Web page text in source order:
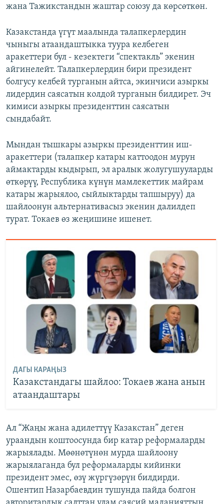
жана Тажикстандын жаштар союзу да көрсөткөн.
Казакстанда үгүт маалында талапкерлердин
чыныгы атаандаштыкка туура келбеген
аракеттери бул - кезектеги “спектакль” экенин
айгинелейт. Талапкерлердин бири президент
болгусу келбей турганын айтса, экинчиси азыркы
лидердин саясатын колдой турганын билдирет. Эч
кимиси азыркы президенттин саясатын
сындабайт.
Мындан тышкары азыркы президенттин иш-
аракеттери (талапкер катары каттоодон мурун
аймактарды кыдырып, эл аралык жолугушууларды
өткөрүү, Республика күнүн мамлекеттик майрам
катары жарыялоо, сыйлыктарды тапшыруу) да
шайлоонун альтернативасыз экенин далилдеп
турат. Токаев өз жеңишине ишенет.
ДАГЫ КАРАҢЫЗ
Казакстандагы шайлоо: Токаев жана анын
атаандаштары
Ал “Жаңы жана адилеттүү Казакстан” деген
ураандын коштоосунда бир катар реформаларды
жарыялады. Мөөнөтүнөн мурда шайлоону
жарыялаганда бул реформаларды кийинки
президент эмес, өзү жүргүзөрүн билдирди.
Ошентип Назарбаевдин тушунда пайда болгон